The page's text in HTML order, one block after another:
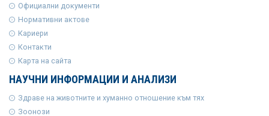
Официални документи
Нормативни актове
Кариери
Контакти
Карта на сайта
НАУЧНИ ИНФОРМАЦИИ И АНАЛИЗИ
Здраве на животните и хуманно отношение към тях
Зоонози